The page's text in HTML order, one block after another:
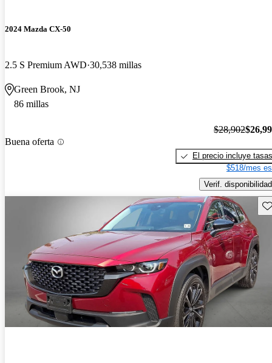
2024 Mazda CX-50
2.5 S Premium AWD 30,538 millas
Green Brook, NJ
86 millas
Buena oferta
$28,902
El precio incluye tasas
$518/mes
Verif. disponibilidad